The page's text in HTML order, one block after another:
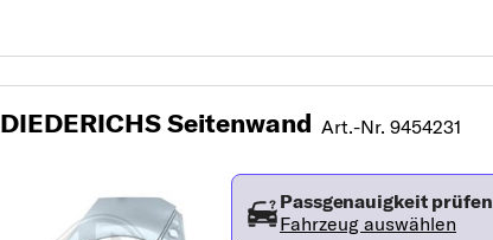
DIEDERICHS Seitenwand Art.-Nr. 9454231
Passgenauigkeit prüfen
Fahrzeug auswählen